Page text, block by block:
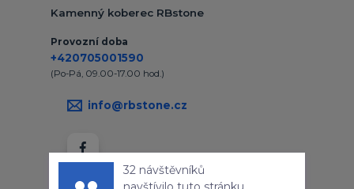
Kamenný koberec RBstone
Provozní doba
+420705001590
(Po-Pá, 09.00-17.00 hod.)
info@rbstone.cz
32 návštěvníků